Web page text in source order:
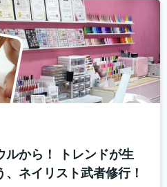
ルから！ トレンドが生
ネイリスト武者修行！